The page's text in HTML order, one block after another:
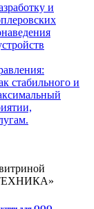
и
стабильного и